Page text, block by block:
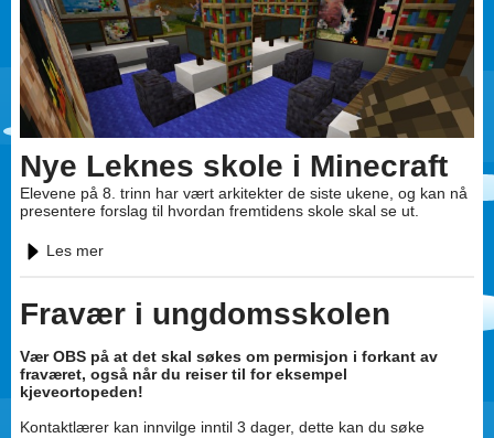
Nye Leknes skole i Minecraft
Elevene på 8. trinn har vært arkitekter de siste ukene, og kan nå
presentere forslag til hvordan fremtidens skole skal se ut.
Les mer
Fravær i ungdomsskolen
Vær OBS på at det skal søkes om permisjon i forkant av
fraværet, også når du reiser til for eksempel
kjeveortopeden!
Kontaktlærer kan innvilge inntil 3 dager, dette kan du søke